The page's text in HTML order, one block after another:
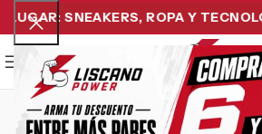
SNEAKERS, ROPA Y
Menu
-19%